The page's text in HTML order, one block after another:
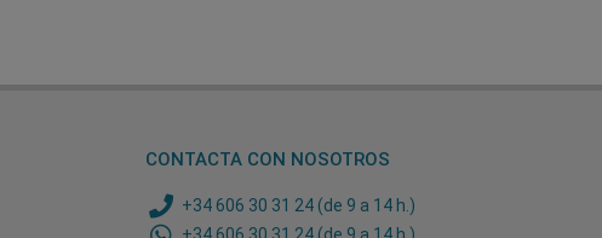
CONTACTA CON NOSOTROS
+34 606 30 31 24 (de 9 a 14 h.)